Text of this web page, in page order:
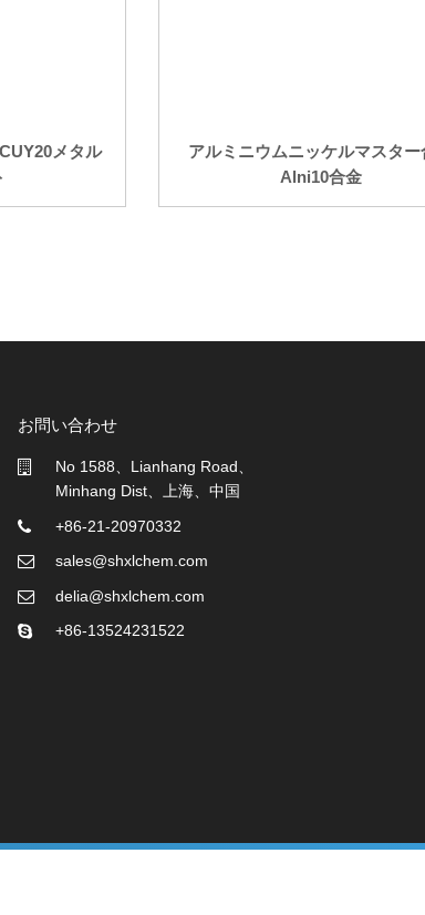
メタル
アルミニウムニッケルマスター
Alni10合金
お問い合わせ
No 1588、Lianhang Road、
Minhang Dist、上海、中国
+86-21-20970332
sales@shxlchem.com
delia@shxlchem.com
+86-13524231522